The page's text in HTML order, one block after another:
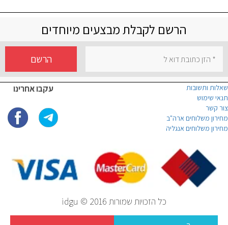
הרשם לקבלת מבצעים מיוחדים
הרשם
עקבו אחרינו
שאלות ותשובות
תנאי שימוש
צור קשר
מחירון משלוחים ארה"ב
מחירון משלוחים אנגליה
כל הזכויות שמורות idgu © 2016